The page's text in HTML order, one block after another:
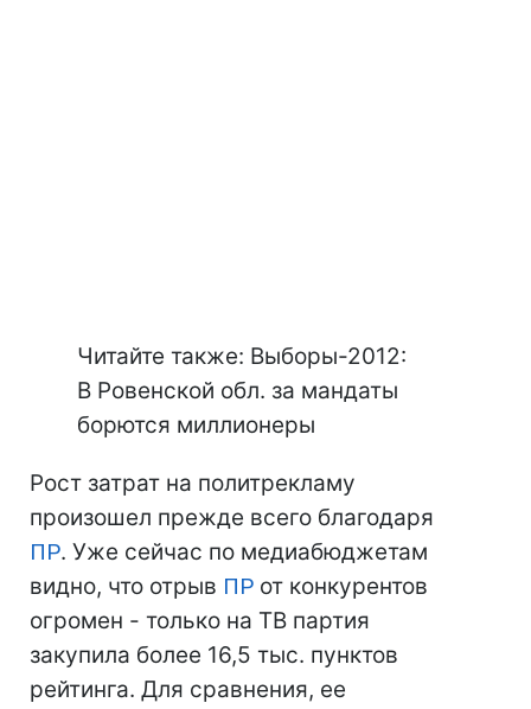
Читайте также: Выборы-2012:
В Ровенской обл. за мандаты
борются миллионеры
Рост затрат на политрекламу
произошел прежде всего благодаря
ПР. Уже сейчас по медиабюджетам
видно, что отрыв ПР от конкурентов
огромен - только на ТВ партия
закупила более 16,5 тыс. пунктов
рейтинга. Для сравнения, ее